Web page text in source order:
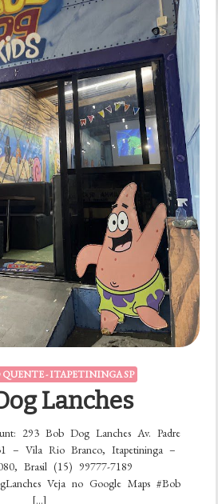
- ITAPETININGA SP
Lanches
293 Bob Dog Lanches Av. Padre
– Vila Rio Branco, Itapetininga –
Brasil (15) 99777-7189
Veja no Google Maps #Bob
[…]